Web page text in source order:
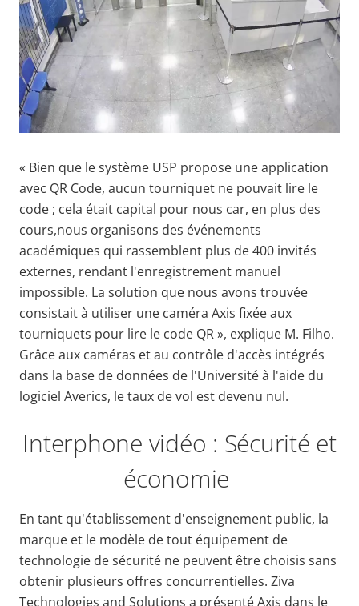
« Bien que le système USP propose une application
avec QR Code, aucun tourniquet ne pouvait lire le
code ; cela était capital pour nous car, en plus des
cours,nous organisons des événements
académiques qui rassemblent plus de 400 invités
externes, rendant l'enregistrement manuel
impossible. La solution que nous avons trouvée
consistait à utiliser une caméra Axis fixée aux
tourniquets pour lire le code QR », explique M. Filho.
Grâce aux caméras et au contrôle d'accès intégrés
dans la base de données de l'Université à l'aide du
logiciel Averics, le taux de vol est devenu nul.
Interphone vidéo : Sécurité et
économie
En tant qu'établissement d'enseignement public, la
marque et le modèle de tout équipement de
technologie de sécurité ne peuvent être choisis sans
obtenir plusieurs offres concurrentielles. Ziva
Technologies and Solutions a présenté Axis dans le